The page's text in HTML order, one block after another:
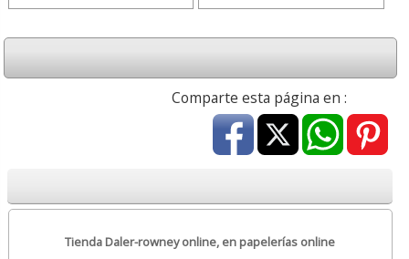
Comparte esta página en :
Tienda Daler-rowney online, en papelerías online